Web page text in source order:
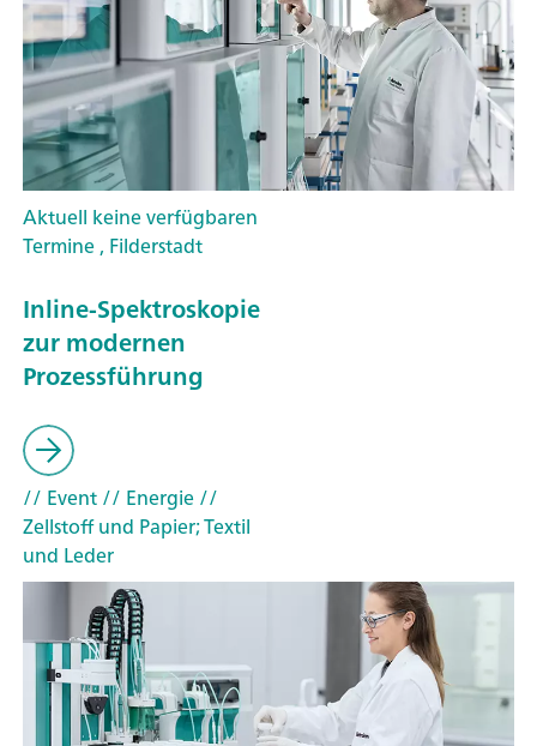
Aktuell keine verfügbaren
Termine , Filderstadt
Inline-Spektroskopie
zur modernen
Prozessführung
// Event// Energie//
Zellstoff und Papier; Textil
und Leder